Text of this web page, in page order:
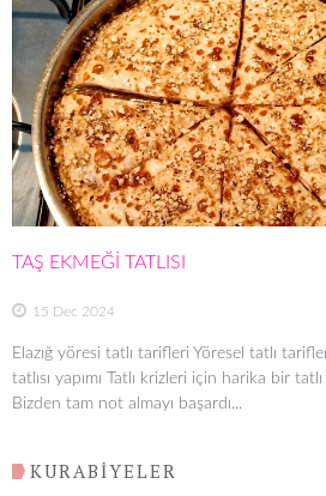
TAŞ EKMEĞİ TATLISI
15 Dec 2024
Elazığ yöresi tatlı tarifleri Yöresel tatlı
tatlısı yapımı Tatlı krizleri için harika bir
Bizden tam not almayı başardı...
KURABİYELER